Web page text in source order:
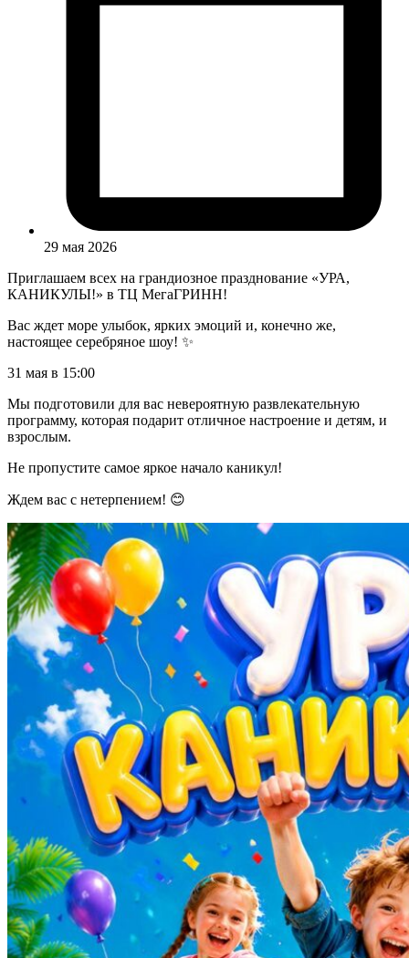
29 мая 2026
Приглашаем всех на грандиозное празднование «УРА,
КАНИКУЛЫ!» в ТЦ МегаГРИНН!
Вас ждет море улыбок, ярких эмоций и, конечно же,
настоящее серебряное шоу! ✨
31 мая в 15:00
Мы подготовили для вас невероятную развлекательную
программу, которая подарит отличное настроение и детям, и
взрослым.
Не пропустите самое яркое начало каникул!
Ждем вас с нетерпением! 😊